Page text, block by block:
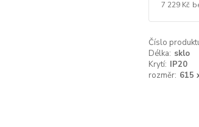
7 229 Kč
Číslo
Délka: sklo
Krytí: IP20
rozměr: 615